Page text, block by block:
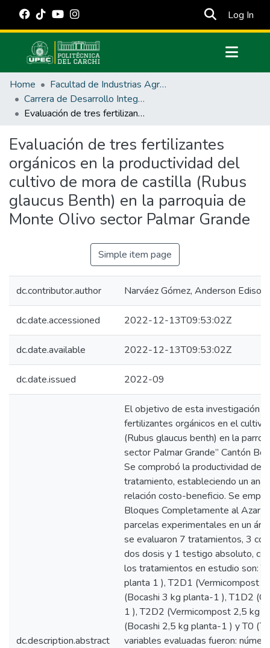
Log In
Communities & Collections
All of DSpace
Statistics
Estadísticas Externas
Manuales
Home
Facultad de Industrias Agropecuarias y Ciencias Ambientales
Carrera de Desarrollo Integral Agropecuario
Evaluación de tres fertilizantes orgánicos en la productividad del cultivo de mora de castilla (Rubus glaucus Benth) en la parroquia de Monte Olivo sector Palmar Grande
Evaluación de tres fertilizantes
orgánicos en la productividad del
cultivo de mora de castilla (Rubus
glaucus Benth) en la parroquia de
Monte Olivo sector Palmar Grande
Simple item page
dc.contributor.author Narváez Gómez, Anderson Edison
dc.date.accessioned 2022-12-13T09:53:02Z
dc.date.available 2022-12-13T09:53:02Z
dc.date.issued 2022-09
dc.description.abstract
El objetivo de esta investigación
fertilizantes orgánicos en el
(Rubus glaucus benth) en la
sector Palmar Grande” Cantón
Se comprobó la productividad del
tratamiento, estableciendo un
relación costo-beneficio. Se
Bloques Completamente al Azar
parcelas experimentales en un
se evaluaron 7 tratamientos, 3
dos dosis y 1 testigo absoluto,
los tratamientos en estudio son:
planta 1 ), T2D1 (Vermicompost
(Bocashi 3 kg planta-1 ), T1D2
1 ), T2D2 (Vermicompost 2,5 kg
(Bocashi 2,5 kg planta-1 ) y T0
variables evaluadas fueron: